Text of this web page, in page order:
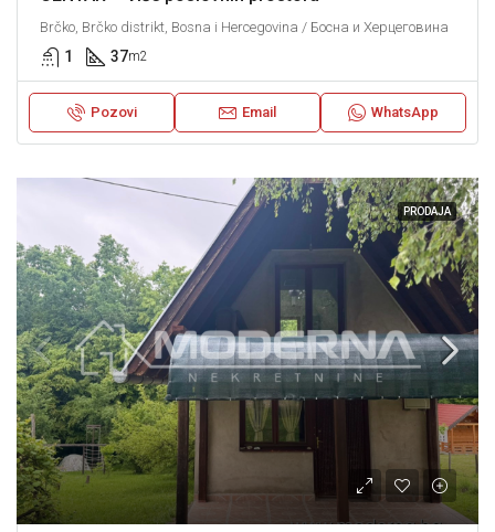
Brčko, Brčko distrikt, Bosna i Hercegovina / Босна и Херцеговина
1 37m2
Pozovi Email WhatsApp
PRODAJA